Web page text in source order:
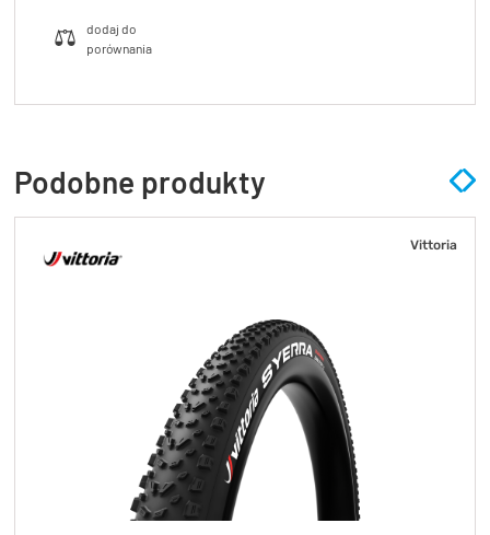
Podobne produkty
Vittoria